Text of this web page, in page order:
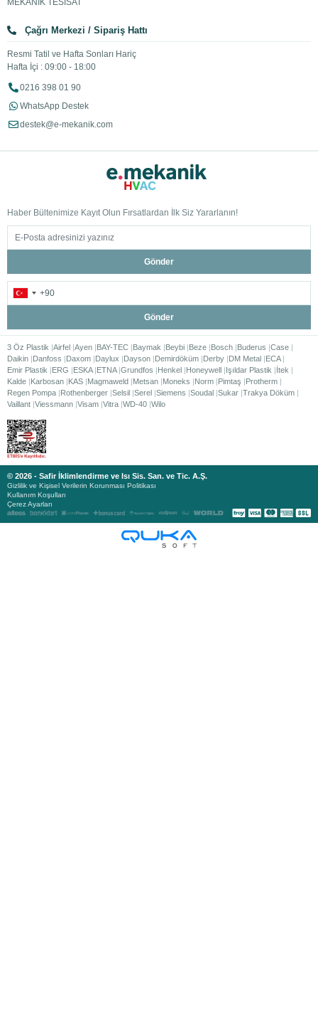
MEKANİK TESİSAT
Çağrı Merkezi / Sipariş Hattı
Resmi Tatil ve Hafta Sonları Hariç
Hafta İçi : 09:00 - 18:00
0216 398 01 90
WhatsApp Destek
destek@e-mekanik.com
Haber Bültenimize Kayıt Olun Fırsatlardan İlk Siz Yararlanın!
Gönder
Gönder
3 Öz Plastik Airfel Ayen BAY-TEC Baymak Beybi Beze Bosch Buderus Case
Daikin Danfoss Daxom Daylux Dayson Demirdöküm Derby DM Metal ECA
Emir Plastik
ERG ESKA ETNA Grundfos Henkel Honeywell Işıldar Plastik
İtek
Kalde Karbosan KAS Magmaweld Metsan Moneks Norm Pimtaş
Protherm
Regen Pompa Rothenberger Selsil Serel Siemens Soudal Sukar Trakya Döküm
Vaillant Viessmann Visam Vitra WD-40 Wilo
© 2026 - Safir İklimlendirme ve Isı Sis. San. ve Tic. A.Ş.
Gizlilik ve Kişisel Verilerin Korunması Politikası
Kullanım Koşulları
Çerez Ayarları